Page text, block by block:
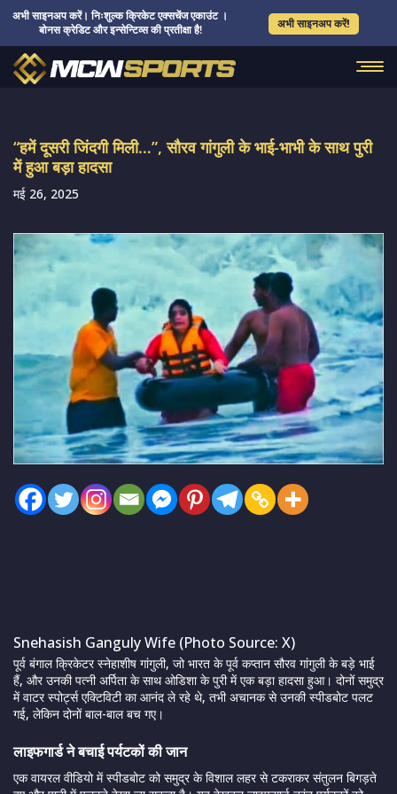
अभी साइनअप करें। निःशुल्क क्रिकेट एक्सचेंज एकाउंट ।
बोनस क्रेडिट और इन्सेन्टिव्स की प्रतीक्षा है!
अभी साइनअप करें!
“हमें दूसरी जिंदगी मिली…”, सौरव गांगुली के भाई-भाभी के साथ पुरी
में हुआ बड़ा हादसा
मई 26, 2025
Snehasish Ganguly Wife (Photo Source: X)
पूर्व बंगाल क्रिकेटर स्नेहाशीष गांगुली, जो भारत के पूर्व कप्तान सौरव गांगुली के बड़े भाई
हैं, और उनकी पत्नी अर्पिता के साथ ओडिशा के पुरी में एक बड़ा हादसा हुआ। दोनों समुद्र
में वाटर स्पोर्ट्स एक्टिविटी का आनंद ले रहे थे, तभी अचानक से उनकी स्पीडबोट पलट
गई, लेकिन दोनों बाल-बाल बच गए।
लाइफगार्ड ने बचाई पर्यटकों की जान
एक वायरल वीडियो में स्पीडबोट को समुद्र के विशाल लहर से टकराकर संतुलन बिगड़ते